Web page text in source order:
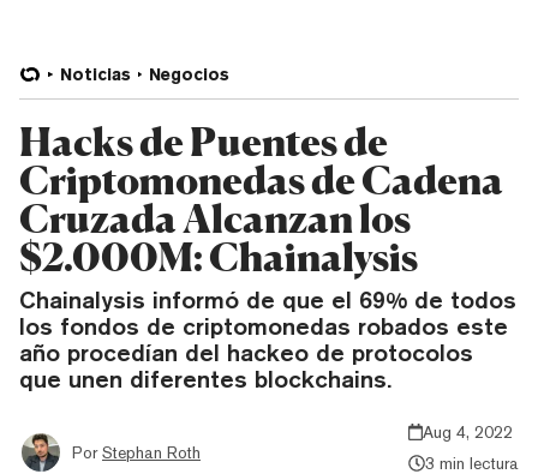
Noticias Negocios
Hacks de Puentes de
Criptomonedas de Cadena
Cruzada Alcanzan los
$2.000M: Chainalysis
Chainalysis informó de que el 69% de todos
los fondos de criptomonedas robados este
año procedían del hackeo de protocolos
que unen diferentes blockchains.
Por Stephan Roth
Aug 4, 2022
3 min lectura